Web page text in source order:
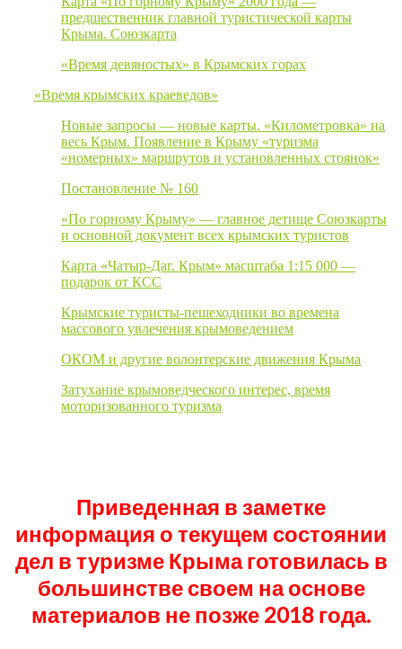
предшественник главной туристической карты
Крыма. Союзкарта
«Время девяностых» в Крымских горах
«Время крымских краеведов»
Новые запросы — новые карты. «Километровка» на
весь Крым. Появление в Крыму «туризма
«номерных» маршрутов и установленных стоянок»
Постановление № 160
«По горному Крыму» — главное детище Союзкарты
и основной документ всех крымских туристов
Карта «Чатыр-Даг. Крым» масштаба 1:15 000 —
подарок от КСС
Крымские туристы-пешеходники во времена
массового увлечения крымоведением
ОКОМ и другие волонтерские движения Крыма
Затухание крымоведческого интерес, время
моторизованного туризма
Приведенная в заметке
информация о текущем состоянии
дел в туризме Крыма готовилась в
большинстве своем на основе
материалов не позже 2018 года.